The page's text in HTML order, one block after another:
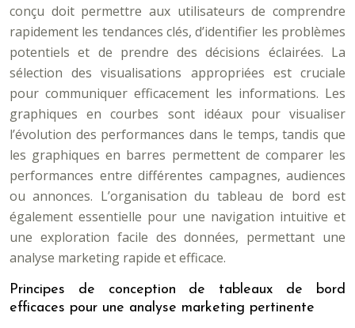
conçu doit permettre aux utilisateurs de comprendre
rapidement les tendances clés, d’identifier les problèmes
potentiels et de prendre des décisions éclairées. La
sélection des visualisations appropriées est cruciale
pour communiquer efficacement les informations. Les
graphiques en courbes sont idéaux pour visualiser
l’évolution des performances dans le temps, tandis que
les graphiques en barres permettent de comparer les
performances entre différentes campagnes, audiences
ou annonces. L’organisation du tableau de bord est
également essentielle pour une navigation intuitive et
une exploration facile des données, permettant une
analyse marketing rapide et efficace.
Principes de conception de tableaux de bord
efficaces pour une analyse marketing pertinente